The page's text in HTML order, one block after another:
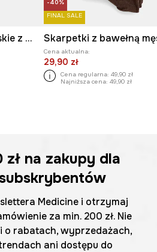
Skarpety 2-pack męskie z motywem zwierzęcym
-40%
FINAL SALE
Cena aktualna:
29,90 zł
Cena regularna: 49,90 zł
Najniższa cena: 49,90 zł
zł na zakupy dla
Medicine i otrzymaj
za min. 200 zł. Nie
o rabatach, wyprzedażach,
ani dostępu do